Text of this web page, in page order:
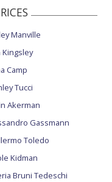
Manville
Kingsley
Camp
Tucci
Akerman
Gassmann
Toledo
Kidman
Bruni Tedeschi